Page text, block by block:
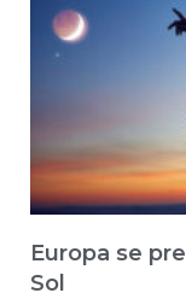
Europa se
Sol